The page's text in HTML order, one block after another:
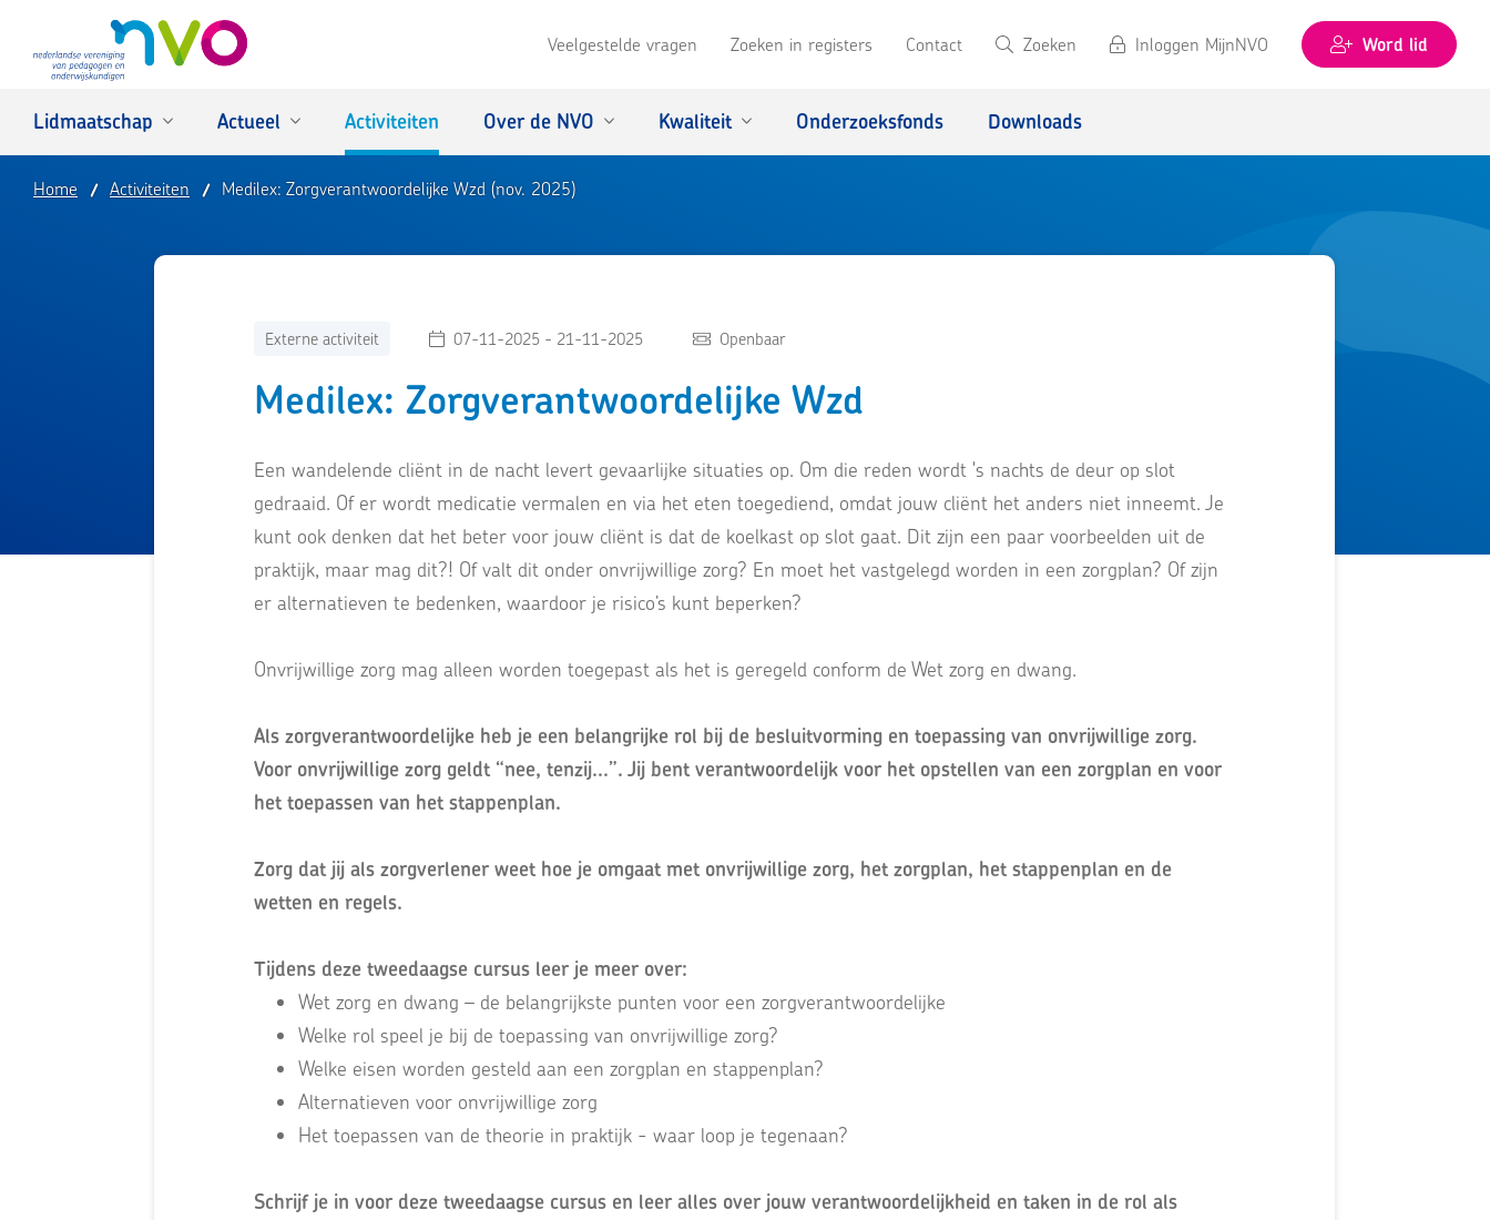
NVO Veelgestelde vragen Zoeken in registers Contact Zoeken Inloggen MijnNVO Word lid
Lidmaatschap Actueel Activiteiten Over de NVO Kwaliteit Onderzoeksfonds Downloads
Home Activiteiten Medilex: Zorgverantwoordelijke Wzd (nov. 2025)
Externe activiteit 07-11-2025 - 21-11-2025 Openbaar
Medilex: Zorgverantwoordelijke Wzd
Een wandelende cliënt in de nacht levert gevaarlijke situaties op. Om die reden wordt 's nachts de deur op slot
gedraaid. Of er wordt medicatie vermalen en via het eten toegediend, omdat jouw cliënt het anders niet inneemt. Je
kunt ook denken dat het beter voor jouw cliënt is dat de koelkast op slot gaat. Dit zijn een paar voorbeelden uit de
praktijk, maar mag dit?! Of valt dit onder onvrijwillige zorg? En moet het vastgelegd worden in een zorgplan? Of zijn
er alternatieven te bedenken, waardoor je risico’s kunt beperken?
Onvrijwillige zorg mag alleen worden toegepast als het is geregeld conform de Wet zorg en dwang.
Als zorgverantwoordelijke heb je een belangrijke rol bij de besluitvorming en toepassing van onvrijwillige zorg.
Voor onvrijwillige zorg geldt “nee, tenzij...”. Jij bent verantwoordelijk voor het opstellen van een zorgplan en voor
het toepassen van het stappenplan.
Zorg dat jij als zorgverlener weet hoe je omgaat met onvrijwillige zorg, het zorgplan, het stappenplan en de
wetten en regels.
Tijdens deze tweedaagse cursus leer je meer over:
Wet zorg en dwang – de belangrijkste punten voor een zorgverantwoordelijke
Welke rol speel je bij de toepassing van onvrijwillige zorg?
Welke eisen worden gesteld aan een zorgplan en stappenplan?
Alternatieven voor onvrijwillige zorg
Het toepassen van de theorie in praktijk - waar loop je tegenaan?
Schrijf je in voor deze tweedaagse cursus en leer alles over jouw verantwoordelijkheid en taken in de rol als